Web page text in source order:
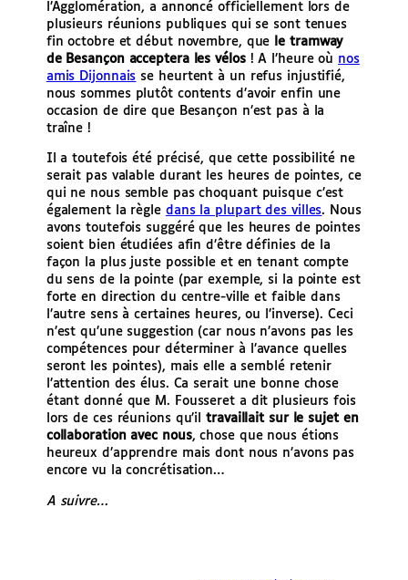
l’Agglomération, a annoncé officiellement lors de
plusieurs réunions publiques qui se sont tenues
fin octobre et début novembre, que le tramway
de Besançon acceptera les vélos! A l’heure où nos
amis Dijonnais se heurtent à un refus injustifié,
nous sommes plutôt contents d’avoir enfin une
occasion de dire que Besançon n’est pas à la
traîne !
Il a toutefois été précisé, que cette possibilité ne
serait pas valable durant les heures de pointes, ce
qui ne nous semble pas choquant puisque c’est
également la règle dans la plupart des villes. Nous
avons toutefois suggéré que les heures de pointes
soient bien étudiées afin d’être définies de la
façon la plus juste possible et en tenant compte
du sens de la pointe (par exemple, si la pointe est
forte en direction du centre-ville et faible dans
l’autre sens à certaines heures, ou l’inverse). Ceci
n’est qu’une suggestion (car nous n’avons pas les
compétences pour déterminer à l’avance quelles
seront les pointes), mais elle a semblé retenir
l’attention des élus. Ca serait une bonne chose
étant donné que M. Fousseret a dit plusieurs fois
lors de ces réunions qu’iltravaillait sur le sujet en
collaboration avec nous, chose que nous étions
heureux d’apprendre mais dont nous n’avons pas
encore vu la concrétisation…
A suivre…